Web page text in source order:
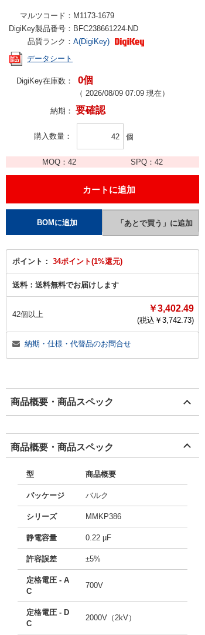
マルツコード： M1173-1679
DigiKey製品番号： BFC238661224-ND
品質ランク： A(DigiKey)
データシート
DigiKey在庫数： 0個
（ 2026/08/09 07:09 現在）
納期： 要確認
購入数量 個
MOQ： 42 SPQ：42
ポイント： 34ポイント(1%還元)
送料： 送料無料でお届けします
42個以上
￥3,402.49
(税込￥ 3,742.73)
納期・仕様・代替品のお問合せ
商品概要・商品スペック
商品概要・商品スペック
型 商品概要
パッケージ バルク
シリーズ MMKP386
静電容量 0.22 µF
許容誤差 ±5%
定格電圧 - A
C
700V
定格電圧 - D
C
2000V（2kV）